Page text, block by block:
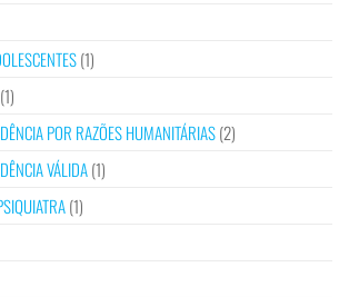
(1)
(1)
POR RAZÕES HUMANITÁRIAS(2)
VÁLIDA(1)
(1)